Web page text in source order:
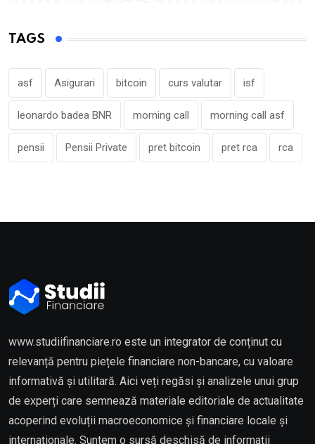
TAGS
asf Asigurari bitcoin curs valutar isf
leonardo badea BNR morning call morning call asf
pensii Pensii Private pret bitcoin pret rca rca
www.studiifinanciare.ro este un integrator de conținut cu
relevanță pentru piețele financiare non-bancare, cu valoare
informativă și utilitară. Aici veți regăsi și analizele unui grup
de experți care semnează materiale editoriale de actualitate
acoperind evoluții macroeconomice și financiare locale și
internaționale. Suntem o sursă deschisă de informații